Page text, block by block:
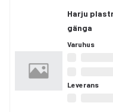
Harju
gänga
Varuhus
Leverans